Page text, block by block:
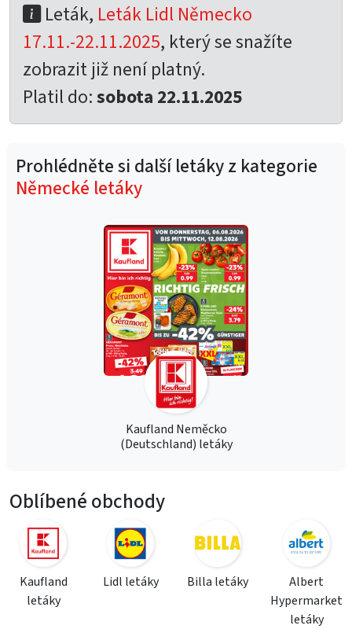
Leták, Leták Lidl Německo
17.11.-22.11.2025, který se snažíte
zobrazit již není platný.
Platil do:sobota 22.11.2025
Prohlédněte si další letáky z kategorie
Německé letáky
Kaufland Neměcko
(Deutschland) letáky
Oblíbené obchody
Kaufland
letáky
Lidl letáky Billa letáky
Albert
Hypermarket
letáky